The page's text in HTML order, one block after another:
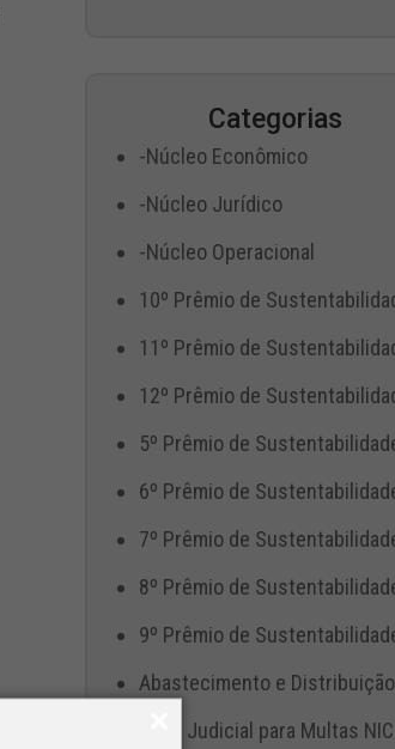
Categorias
-Núcleo Econômico
-Núcleo Jurídico
-Núcleo Operacional
10º Prêmio de
11º Prêmio de
12º Prêmio de
5º Prêmio de
6º Prêmio de
7º Prêmio de
8º Prêmio de
9º Prêmio de
Abastecimento e Distribuição
Ação Judicial para Multas NIC